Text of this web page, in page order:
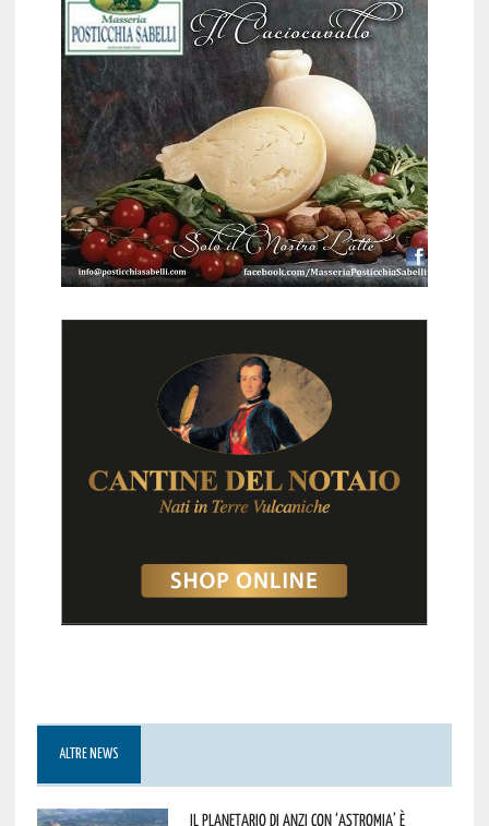
ALTRE NEWS
Il Planetario di Anzi con ‘Astromia’ è